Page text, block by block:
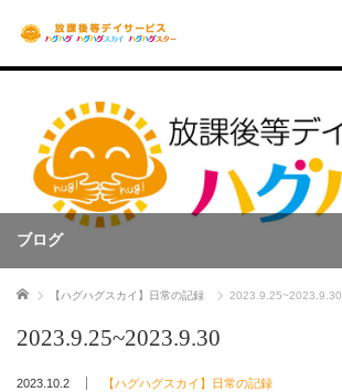
ブログ
ホーム 【ハグハグスカイ】日常の記録 2023.9.25~2023.9.30
2023.9.25~2023.9.30
2023.10.2 【ハグハグスカイ】日常の記録